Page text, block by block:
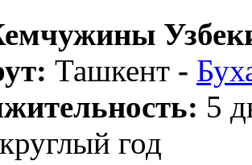
Ташкент -
5
круглый год